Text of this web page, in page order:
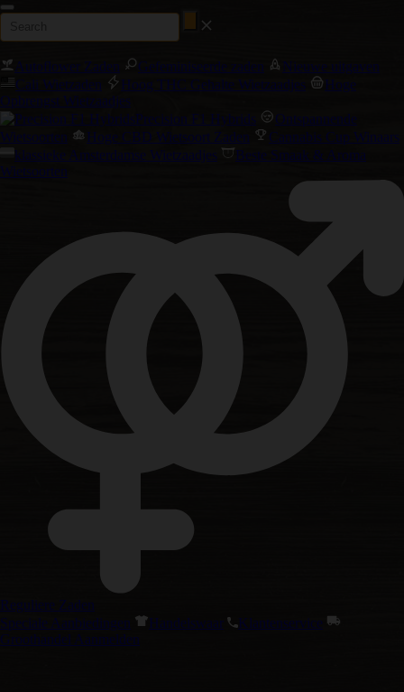
Autoflower Zaden Gefeminiseerde zaden
Nieuwe uitgaven
Cali Wietzaden
Hoog THC Gehalte Wietzaadjes
Hoge
Opbrengst Wietzaadjes
Precision F1 Hybrids
Ontspannende
Wietsoorten
Hoge CBD Wietsoort Zaden
Cannabis Cup Winaars
klassieke Amsterdamse Wietzaadjes
Beste Smaak & Aroma
Wietsoorten
Reguliere Zaden
Speciale Aanbiedingen
Handelswaar
Klantenservice
Groothandel Aanmelden